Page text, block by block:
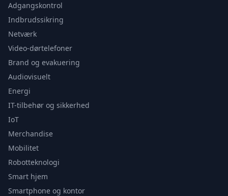
Adgangskontrol
Indbrudssikring
Netværk
Video-dørtelefoner
Brand og evakuering
Audiovisuelt
Energi
IT-tilbehør og sikkerhed
IoT
Merchandise
Mobilitet
Robotteknologi
Smart hjem
Smartphone og kontor